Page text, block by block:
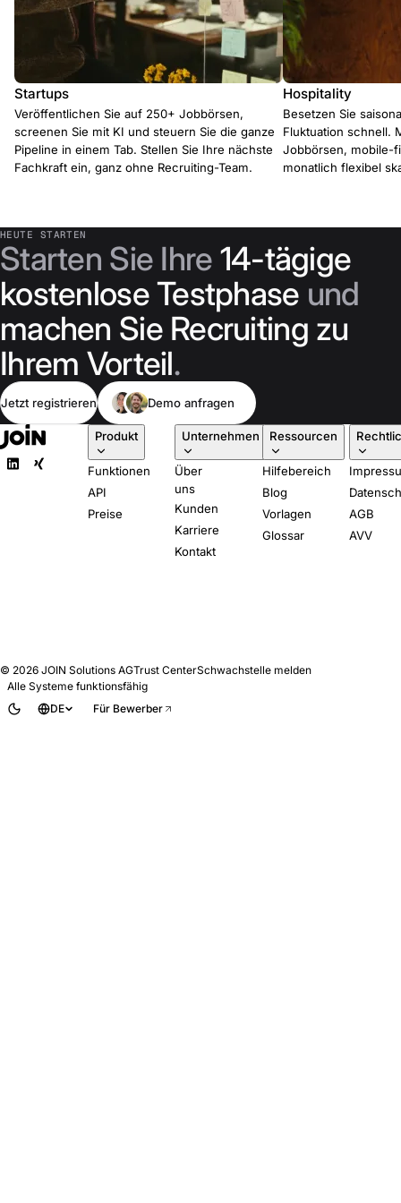
Startups
Veröffentlichen Sie auf 250+ Jobbörsen,
screenen Sie mit KI und steuern Sie die ganze
Pipeline in einem Tab. Stellen Sie Ihre nächste
Fachkraft ein, ganz ohne Recruiting-Team.
Hospitality
Besetzen Sie
Fluktuation schnell.
Jobbörsen, mobile-
monatlich flexibel
HEUTE STARTEN
Starten Sie Ihre 14-tägige
kostenlose Testphase und
machen Sie Recruiting zu
Ihrem Vorteil.
Jetzt registrieren Demo anfragen
Produkt
Funktionen
API
Preise
Unternehmen
Über
uns
Kunden
Karriere
Kontakt
Ressourcen
Hilfebereich
Blog
Vorlagen
Glossar
AGB
AVV
© 2026 JOIN Solutions AGTrust CenterSchwachstelle melden
Alle Systeme funktionsfähig
DE
Für Bewerber